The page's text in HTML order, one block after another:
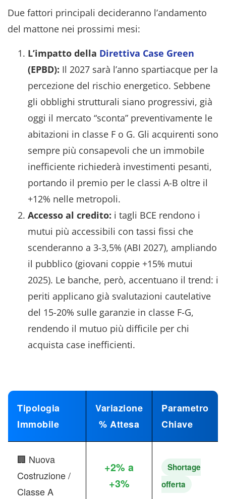
Due fattori principali decideranno l’andamento
del mattone nei prossimi mesi:
L’impatto della Direttiva Case Green
(EPBD): Il 2027 sarà l’anno spartiacque per la
percezione del rischio energetico. Sebbene
gli obblighi strutturali siano progressivi, già
oggi il mercato “sconta” preventivamente le
abitazioni in classe F o G. Gli acquirenti sono
sempre più consapevoli che un immobile
inefficiente richiederà investimenti pesanti,
portando il premio per le classi A-B oltre il
+12% nelle metropoli.
Accesso al credito: i tagli BCE rendono i
mutui più accessibili con tassi fissi che
scenderanno a 3-3,5% (ABI 2027), ampliando
il pubblico (giovani coppie +15% mutui
2025). Le banche, però, accentuano il trend: i
periti applicano già svalutazioni cautelative
del 15-20% sulle garanzie in classe F-G,
rendendo il mutuo più difficile per chi
acquista case inefficienti.
Tipologia
Immobile
Variazione
% Attesa
Parametro
Chiave
🏢 Nuova
Costruzione /
Classe A
+2% a
+3%
Shortage
offerta